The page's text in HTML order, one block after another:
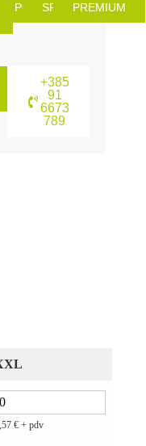
POLOSPORTPREMIUM
+385
91
6673
789
€ + pdv